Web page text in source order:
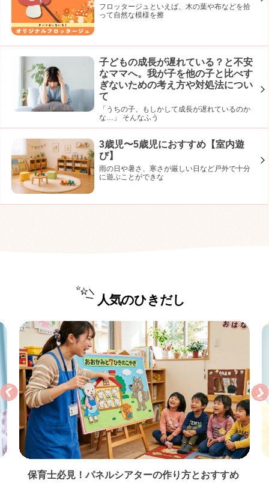
フロッタージュといえば、木の葉や布などを拾
って自然な模様を擦
子どもの成長が遅れている？と不安
なママへ。我が子を他の子と比べす
ぎないための考え方や対処法につい
て
「うちの子、もしかして成長が遅れているのか
な…」 そんなふう
3歳児〜5歳児におすすめ【室内遊
び】
雨の日や暑さ、寒さが厳しい日など戸外で十分
に遊ぶことができな
人気のひきだし
保育実習のお礼状の書き方｜基本マナーとすぐ使